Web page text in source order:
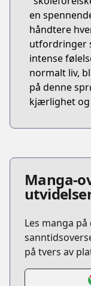
en
håndtere
utfordringer
intense
normalt liv,
på denne
kjærlighet og
Manga-
Les manga
på tvers av